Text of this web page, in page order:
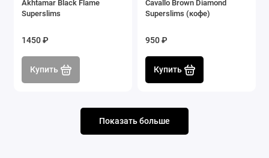
Akhtamar Black Flame
Superslims
1450 ₽
Купить
Cavallo Brown Diamond
Superslims (кофе)
950 ₽
Купить
Показать больше